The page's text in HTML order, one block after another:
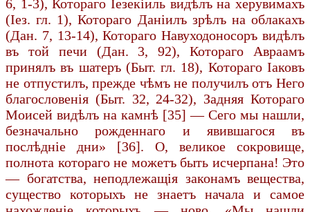
6, 1-3), Котораго Іезекіиль видѣлъ на херувимахъ
(Іез. гл. 1), Котораго Даніилъ зрѣлъ на облакахъ
(Дан. 7, 13-14), Котораго Навуходоносоръ видѣлъ
въ той печи (Дан. 3, 92), Котораго Авраамъ
принялъ въ шатеръ (Быт. гл. 18), Котораго Іаковъ
не отпустилъ, прежде чѣмъ не получилъ отъ Него
благословенія (Быт. 32, 24-32), Задняя Котораго
Моисей видѣлъ на камнѣ [35] — Сего мы нашли,
безначально рожденнаго и явившагося въ
послѣдніе дни» [36]. О, великое сокровище,
полнота котораго не можетъ быть исчерпана! Это
— богатства, неподлежащія законамъ вещества,
существо которыхъ не знаетъ начала и самое